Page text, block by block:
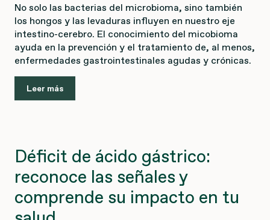
No solo las bacterias del microbioma, sino también
los hongos y las levaduras influyen en nuestro eje
intestino-cerebro. El conocimiento del micobioma
ayuda en la prevención y el tratamiento de, al menos,
enfermedades gastrointestinales agudas y crónicas.
Leer más
Déficit de ácido gástrico:
reconoce las señales y
comprende su impacto en tu